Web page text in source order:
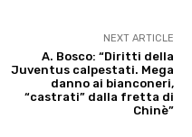
NEXT ARTICLE
A. Bosco: “Diritti della
Juventus calpestati. Mega
danno ai bianconeri,
“castrati” dalla fretta di
Chinè”